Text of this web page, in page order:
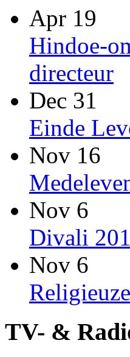
Apr 19
Hindoe-
directeur
Dec 31
Einde
Nov 16
Nov 6
Divali
Nov 6
TV- &